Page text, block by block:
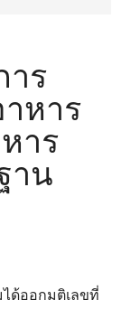
าร
หาร
าร
าน
ได้ออกมติเลขที่